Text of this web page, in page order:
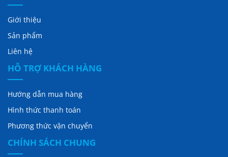
Giới thiệu
Sản phẩm
Liên hệ
HỖ TRỢ KHÁCH HÀNG
Hướng dẫn mua hàng
Hình thức thanh toán
Phương thức vận chuyển
CHÍNH SÁCH CHUNG